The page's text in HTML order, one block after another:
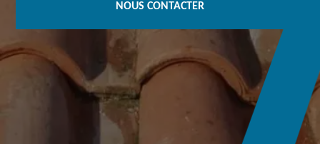
NOUS CONTACTER